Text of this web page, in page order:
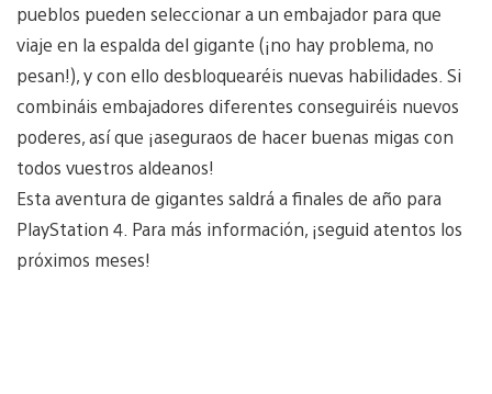
pueblos pueden seleccionar a un embajador para que
viaje en la espalda del gigante (¡no hay problema, no
pesan!), y con ello desbloquearéis nuevas habilidades. Si
combináis embajadores diferentes conseguiréis nuevos
poderes, así que ¡aseguraos de hacer buenas migas con
todos vuestros aldeanos!
Esta aventura de gigantes saldrá a finales de año para
PlayStation 4. Para más información, ¡seguid atentos los
próximos meses!